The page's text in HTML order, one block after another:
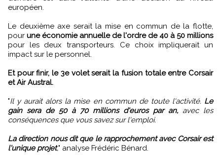
européen.
Le deuxième axe serait la mise en commun de la flotte,
pour une économie annuelle de l'ordre de 40 à 50 millions
pour les deux transporteurs. Ce choix impliquerait un
impact sur le personnel.
Et pour finir, le 3e volet serait la fusion totale entre Corsair
et Air Austral.
"Il y aurait alors la mise en commun de toute l'activité. Le
gain sera de 50 à 70 millions d'euros par an,avec les
conséquences que vous savez sur l'emploi.
La direction nous dit que le rapprochement avec Corsair est
l'unique projet," analyse Frédéric Bénard.